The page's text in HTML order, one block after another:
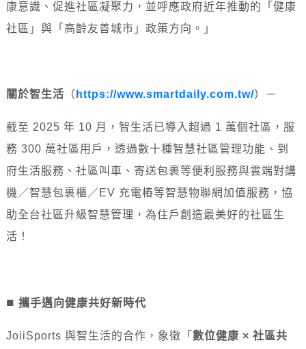
康意識、促進社區凝聚力，並呼應政府近年推動的「健康
社區」與「高齡友善城市」政策方向。」
關於智生活 （ https://www.smartdaily.com.tw/）－
截至 2025 年 10 月，智生活已導入超過 1 萬個社區，服
務 300 萬社區用戶，透過數十種智慧社區管理功能、到
府生活服務、社區叫車、寄送包裹等便利服務與雲端對講
機／智慧包裹櫃／EV 充電樁等智慧物聯網加值服務，協
助全台社區升級智慧管理，為住戶創造最美好的社區生
活！
■ 攜手邁向健康共好新時代
JoiiSports 與智生活的合作，象徵「 數位健康 × 社區共